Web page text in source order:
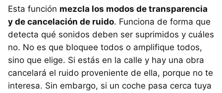
Esta función mezcla los modos de transparencia
y de cancelación de ruido. Funciona de forma que
detecta qué sonidos deben ser suprimidos y cuáles
no. No es que bloquee todos o amplifique todos,
sino que elige. Si estás en la calle y hay una obra
cancelará el ruido proveniente de ella, porque no te
interesa. Sin embargo, si un coche pasa cerca tuya